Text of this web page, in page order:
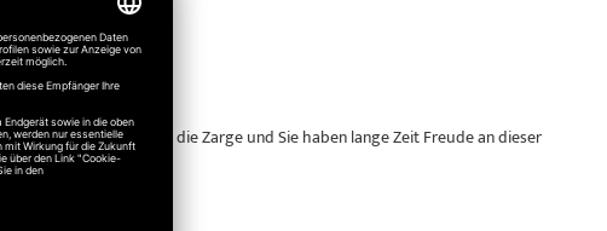
integriert. Das schont die Zarge und Sie haben lange Zeit Freude an dieser